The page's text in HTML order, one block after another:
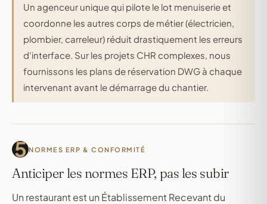
Un agenceur unique qui pilote le lot menuiserie et
coordonne les autres corps de métier (électricien,
plombier, carreleur) réduit drastiquement les erreurs
d'interface. Sur les projets CHR complexes, nous
fournissons les plans de réservation DWG à chaque
intervenant avant le démarrage du chantier.
5 NORMES ERP & CONFORMITÉ
Anticiper les normes ERP, pas les subir
Un restaurant est un Établissement Recevant du